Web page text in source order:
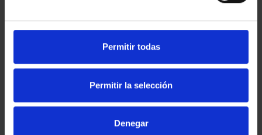
Permitir todas
Permitir la selección
Denegar
CAPITALES ESPAÑOLAS
73,00 €